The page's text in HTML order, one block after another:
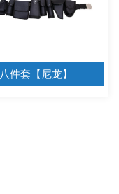
八件套【尼龙】